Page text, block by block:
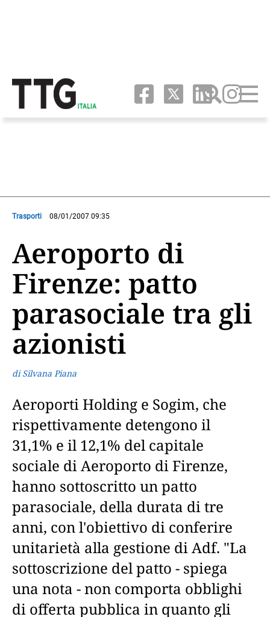
Trasporti 08/01/2007 09:35
Aeroporto di
Firenze: patto
parasociale tra gli
azionisti
di Silvana Piana
Aeroporti Holding e Sogim, che
rispettivamente detengono il
31,1% e il 12,1% del capitale
sociale di Aeroporto di Firenze,
hanno sottoscritto un patto
parasociale, della durata di tre
anni, con l'obiettivo di conferire
unitarietà alla gestione di Adf. "La
sottoscrizione del patto - spiega
una nota - non comporta obblighi
di offerta pubblica in quanto gli